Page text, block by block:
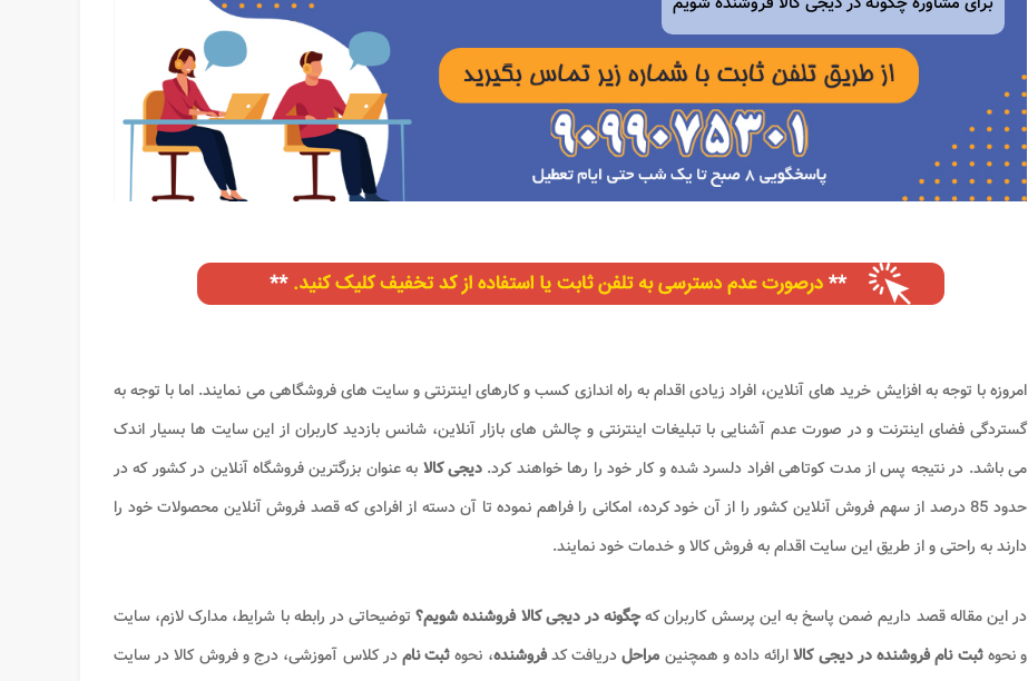
امروزه با توجه به افزایش خرید های آنلاین، افراد زیادی اقدام به راه اندازی کسب و کارهای اینترنتی و سایت های فروشگاهی می نمایند. اما با توجه به
گستردگی فضای اینترنت و در صورت عدم آشنایی با تبلیغات اینترنتی و چالش های بازار آنلاین، شانس بازدید کاربران از این سایت ها بسیار اندک
می باشد. در نتیجه پس از مدت کوتاهی افراد دلسرد شده و کار خود را رها خواهند کرد.دیجی کالا به عنوان بزرگترین فروشگاه آنلاین در کشور که در
حدود 85 درصد از سهم فروش آنلاین کشور را از آن خود کرده، امکانی را فراهم نموده تا آن دسته از افرادی که قصد فروش آنلاین محصولات خود را
دارند به راحتی و از طریق این سایت اقدام به فروش کالا و خدمات خود نمایند.
در این مقاله قصد داریم ضمن پاسخ به این پرسش کاربران کهچگونه در دیجی کالا فروشنده شویم؟توضیحاتی در رابطه با شرایط، مدارک لازم، سایت
و نحوهثبت نام فروشنده در دیجی کالاارائه داده و همچنین مراحلدریافت کدفروشنده، نحوهثبت نامدر کلاس آموزشی، درج و فروش کالا در سایت